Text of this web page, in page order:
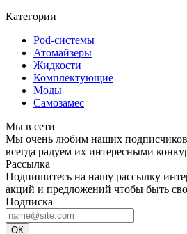
Категории
Pod-системы
Атомайзеры
Жидкости
Комплектующие
Моды
Самозамес
Мы в сети
Мы очень любим наших подписчиков
всегда радуем их интересными
Рассылка
Подпишитесь на нашу рассылку
акций и предложений чтобы быть
Подписка
ОК